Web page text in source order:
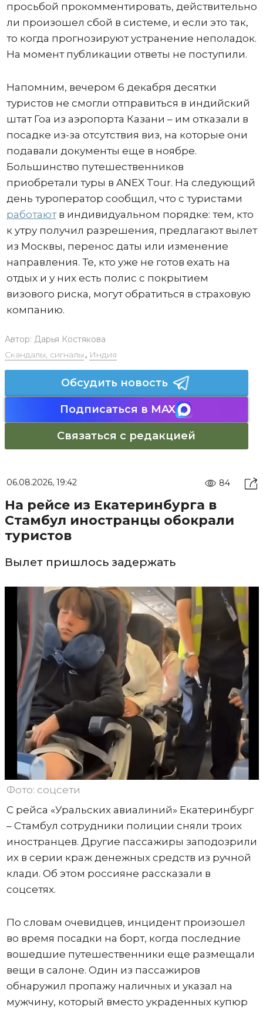
просьбой прокомментировать, действительно
ли произошел сбой в системе, и если это так,
то когда прогнозируют устранение неполадок.
На момент публикации ответы не поступили.
Напомним, вечером 6 декабря десятки
туристов не смогли отправиться в индийский
штат Гоа из аэропорта Казани – им отказали в
посадке из-за отсутствия виз, на которые они
подавали документы еще в ноябре.
Большинство путешественников
приобретали туры в ANEX Tour. На следующий
день туроператор сообщил, что с туристами
работаютв индивидуальном порядке: тем, кто
к утру получил разрешения, предлагают вылет
из Москвы, перенос даты или изменение
направления. Те, кто уже не готов ехать на
отдых и у них есть полис с покрытием
визового риска, могут обратиться в страховую
компанию.
Автор: Дарья Костякова
Скандалы, сигналы , Индия
Обсудить новость
Подписаться в MAX
Связаться с редакцией
06.08.2026, 19:42 84
На рейсе из Екатеринбурга в
Стамбул иностранцы обокрали
туристов
Вылет пришлось задержать
Фото: соцсети
С рейса «Уральских авиалиний» Екатеринбург
– Стамбул сотрудники полиции сняли троих
иностранцев. Другие пассажиры заподозрили
их в серии краж денежных средств из ручной
клади. Об этом россияне рассказали в
соцсетях.
По словам очевидцев, инцидент произошел
во время посадки на борт, когда последние
вошедшие путешественники еще размещали
вещи в салоне. Один из пассажиров
обнаружил пропажу наличных и указал на
мужчину, который вместо украденных купюр